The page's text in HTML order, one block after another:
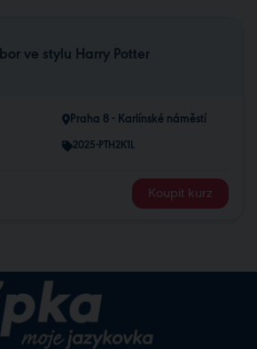
ve stylu Harry Potter
Praha 8 - Karlínské náměstí
2025-PTH2K1L
Koupit kurz